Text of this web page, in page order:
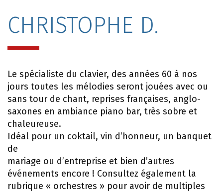
CHRISTOPHE D.
Le spécialiste du clavier, des années 60 à nos
jours toutes les mélodies seront jouées avec ou
sans tour de chant, reprises françaises, anglo-
saxones en ambiance piano bar, très sobre et
chaleureuse.
Idéal pour un coktail, vin d’honneur, un banquet
de
mariage ou d’entreprise et bien d’autres
événements encore ! Consultez également la
rubrique « orchestres » pour avoir de multiples